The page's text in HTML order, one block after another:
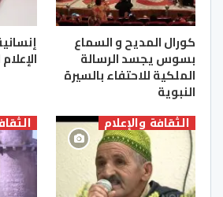
كورال المديح و السماع
بسوس يجسد الرسالة
الملكية للاحتفاء بالسيرة
النبوية
الثقافة والإعلام